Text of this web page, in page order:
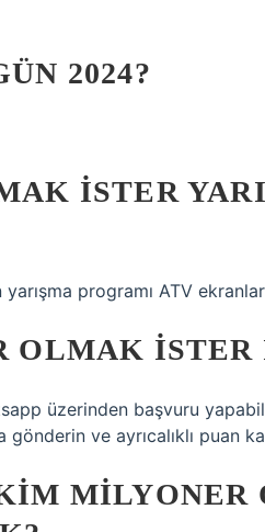
2024?
İSTER
programı ATV
OLMAK
üzerinden başvuru
ve ayrıcalıklı puan
MILYONER